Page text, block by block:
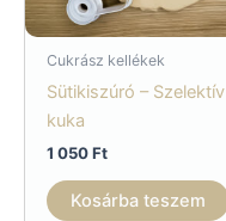
Cukrász kellékek
Sütikiszúró – Szelektív
kuka
1 050Ft
Kosárba teszem